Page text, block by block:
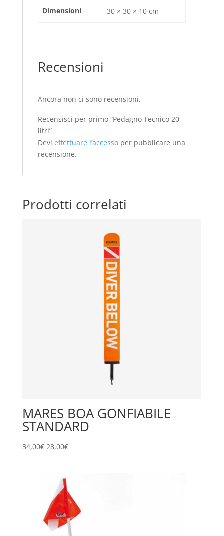
Dimensioni 30 × 30 × 10 cm
Recensioni
Ancora non ci sono recensioni.
Recensisci per primo “Pedagno Tecnico 20
litri”
Devi effettuare l’accessoper pubblicare una
recensione.
Prodotti correlati
MARES BOA GONFIABILE
STANDARD
34,00€ Il
34,00€.
28,00€Il
28,00€.